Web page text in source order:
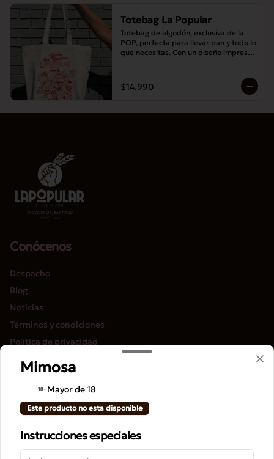
Totebag La Popular
Totebag de algodón, exclusiva de la
POP, perfecta para llevar pan y todo lo
que necesitas. Con un diseño impreso
$14.990
Conócenos
Despacho
Blog
Noticias
Términos y condiciones
Política de privacidad
Redes sociales
Instagram
Facebook
Mi cuenta
Mimosa
Mayor de 18
Este producto no esta disponible
Instrucciones especiales